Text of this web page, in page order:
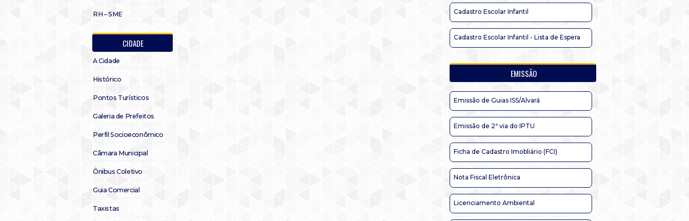
RH – SME
CIDADE
A Cidade
Histórico
Pontos Turísticos
Galeria de Prefeitos
Perfil Socioeconômico
Câmara Municipal
Ônibus Coletivo
Guia Comercial
Taxistas
Cadastro Escolar Infantil
Cadastro Escolar Infantil - Lista de Espera
EMISSÃO
Emissão de Guias ISS/Alvará
Emissão de 2ª via do IPTU
Ficha de Cadastro Imobliário (FCI)
Nota Fiscal Eletrônica
Licenciamento Ambiental